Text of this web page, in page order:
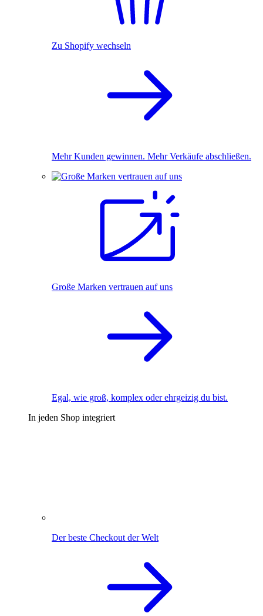
Zu Shopify wechseln
Mehr Kunden gewinnen. Mehr Verkäufe abschließen.
Große Marken vertrauen auf uns
Egal, wie groß, komplex oder ehrgeizig du bist.
In jeden Shop integriert
Der beste Checkout der Welt